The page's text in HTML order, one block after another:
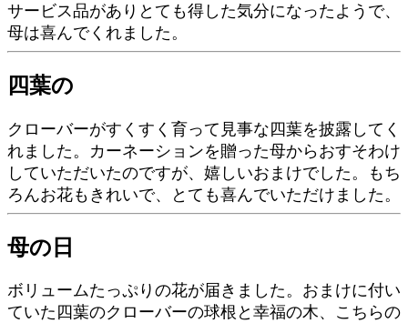
サービス品がありとても得した気分になったようで、
母は喜んでくれました。
四葉の
クローバーがすくすく育って見事な四葉を披露してく
れました。カーネーションを贈った母からおすそわけ
していただいたのですが、嬉しいおまけでした。もち
ろんお花もきれいで、とても喜んでいただけました。
母の日
ボリュームたっぷりの花が届きました。おまけに付い
ていた四葉のクローバーの球根と幸福の木、こちらの